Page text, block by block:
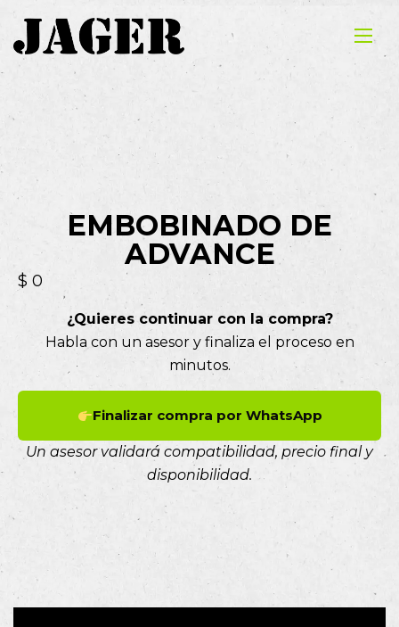
EMBOBINADO DE
ADVANCE
$ 0
¿Quieres continuar con la compra?
Habla con un asesor y finaliza el proceso en
minutos.
Finalizar compra por WhatsApp
Un asesor validará compatibilidad, precio final y
disponibilidad.